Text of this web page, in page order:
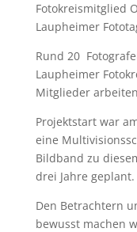
Fotokreismitglied
Laupheimer
Rund 20
Laupheimer
Mitglieder
Projektstart war
eine
Bildband zu
drei Jahre geplant.
Den Betrachtern
bewusst machen